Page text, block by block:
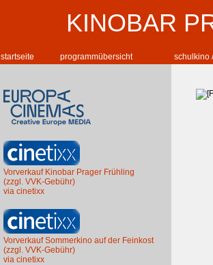
KINOBAR
startseite programmübersicht schulkino
Vorverkauf Kinobar Prager Frühling
(zzgl. VVK-Gebühr)
via cinetixx
Vorverkauf Sommerkino auf der Feinkost
(zzgl. VVK-Gebühr)
via cinetixx